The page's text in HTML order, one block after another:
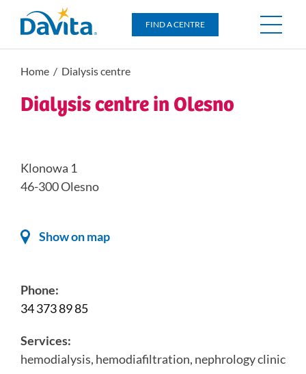
DaVita
FIND A CENTRE
Home / Dialysis centre
Dialysis centre in Olesno
Klonowa 1
46-300 Olesno
Show on map
Phone:
34 373 89 85
Services:
hemodialysis, hemodiafiltration, nephrology clinic